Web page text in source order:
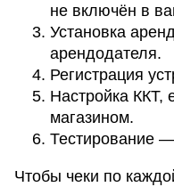
не включён в
Установка
арендодателя.
Регистрация
Настройка ККТ,
магазином.
Тестирование
Чтобы чеки по